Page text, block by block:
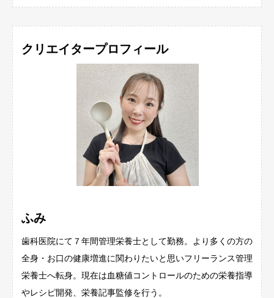
クリエイタープロフィール
ふみ
歯科医院にて７年間管理栄養士として勤務。より多くの方の
全身・お口の健康増進に関わりたいと思いフリーランス管理
栄養士へ転身。現在は血糖値コントロールのための栄養指導
やレシピ開発、栄養記事監修を行う。